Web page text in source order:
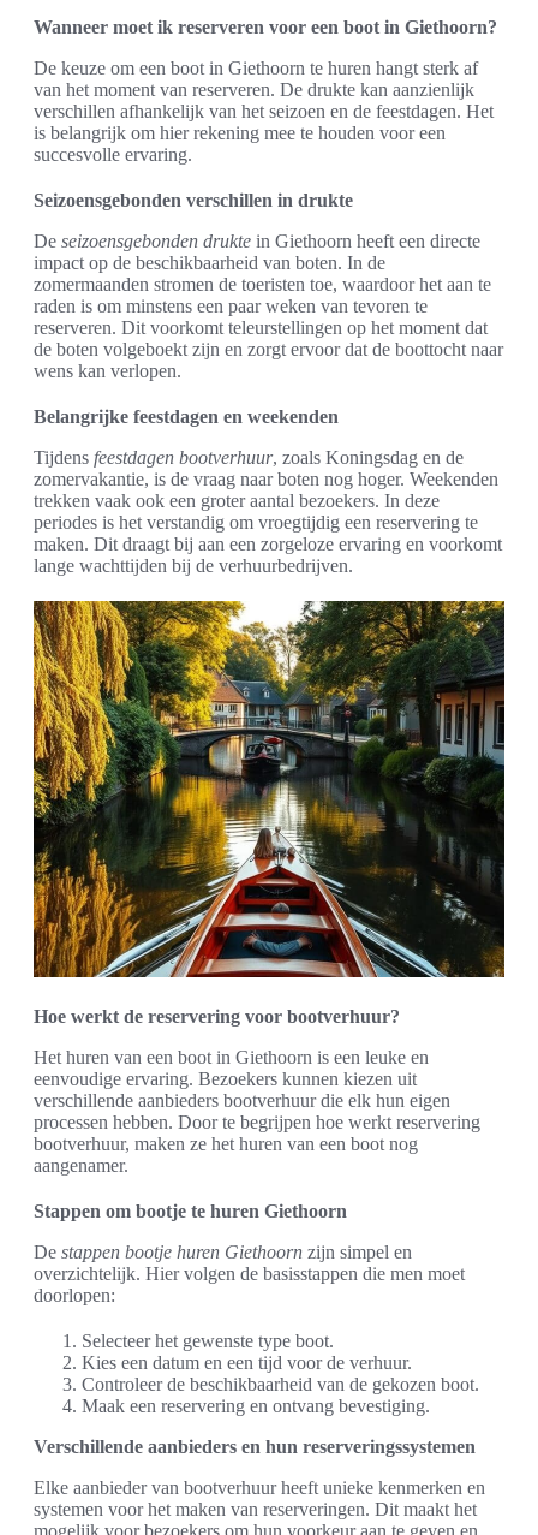
Wanneer moet ik reserveren voor een boot in Giethoorn?
De keuze om een boot in Giethoorn te huren hangt sterk af
van het moment van reserveren. De drukte kan aanzienlijk
verschillen afhankelijk van het seizoen en de feestdagen. Het
is belangrijk om hier rekening mee te houden voor een
succesvolle ervaring.
Seizoensgebonden verschillen in drukte
De seizoensgebonden drukte in Giethoorn heeft een directe
impact op de beschikbaarheid van boten. In de
zomermaanden stromen de toeristen toe, waardoor het aan te
raden is om minstens een paar weken van tevoren te
reserveren. Dit voorkomt teleurstellingen op het moment dat
de boten volgeboekt zijn en zorgt ervoor dat de boottocht naar
wens kan verlopen.
Belangrijke feestdagen en weekenden
Tijdens feestdagen bootverhuur, zoals Koningsdag en de
zomervakantie, is de vraag naar boten nog hoger. Weekenden
trekken vaak ook een groter aantal bezoekers. In deze
periodes is het verstandig om vroegtijdig een reservering te
maken. Dit draagt bij aan een zorgeloze ervaring en voorkomt
lange wachttijden bij de verhuurbedrijven.
Hoe werkt de reservering voor bootverhuur?
Het huren van een boot in Giethoorn is een leuke en
eenvoudige ervaring. Bezoekers kunnen kiezen uit
verschillende aanbieders bootverhuur die elk hun eigen
processen hebben. Door te begrijpen hoe werkt reservering
bootverhuur, maken ze het huren van een boot nog
aangenamer.
Stappen om bootje te huren Giethoorn
De stappen bootje huren Giethoorn zijn simpel en
overzichtelijk. Hier volgen de basisstappen die men moet
doorlopen:
Selecteer het gewenste type boot.
Kies een datum en een tijd voor de verhuur.
Controleer de beschikbaarheid van de gekozen boot.
Maak een reservering en ontvang bevestiging.
Verschillende aanbieders en hun reserveringssystemen
Elke aanbieder van bootverhuur heeft unieke kenmerken en
systemen voor het maken van reserveringen. Dit maakt het
mogelijk voor bezoekers om hun voorkeur aan te geven en